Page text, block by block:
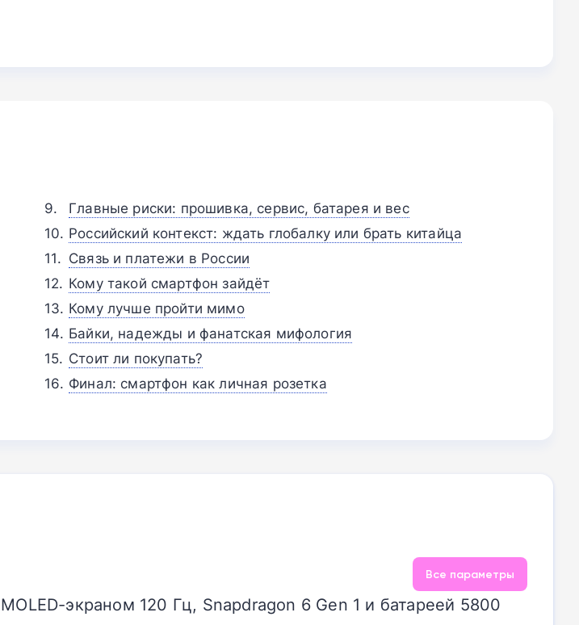
Главные риски: прошивка, сервис, батарея и вес
Российский контекст: ждать глобалку или брать китайца
Связь и платежи в России
Кому такой смартфон зайдёт
Кому лучше пройти мимо
Байки, надежды и фанатская мифология
Стоит ли покупать?
Финал: смартфон как личная розетка
Все параметры
экраном 120 Гц, Snapdragon 6 Gen 1 и батареей 5800